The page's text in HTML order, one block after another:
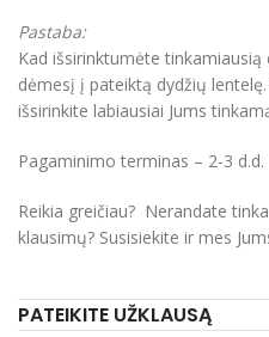
Pastaba:
Kad išsirinktumėte
dėmesį į pateiktą dydžių
išsirinkite labiausiai Jums
Pagaminimo terminas – 2-3 d.d.
Reikia greičiau? Nerandate
klausimų? Susisiekite ir mes
PATEIKITE UŽKLAUSĄ